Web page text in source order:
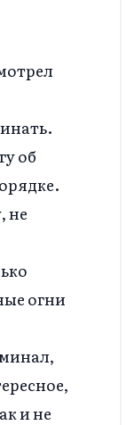
об
не
огни
и не